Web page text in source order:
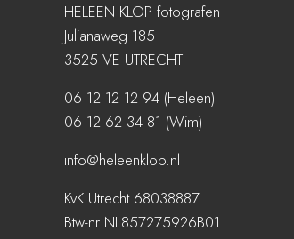
HELEEN KLOP fotografen
Julianaweg 185
3525 VE UTRECHT
06 12 12 12 94 (Heleen)
06 12 62 34 81 (Wim)
info@heleenklop.nl
KvK Utrecht 68038887
Btw-nr NL857275926B01